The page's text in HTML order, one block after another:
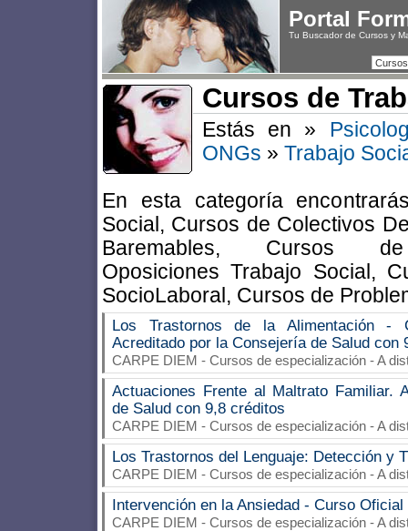
Portal
Tu Buscador de Cursos y
Cursos de
Estás en »
ONGs » Trabajo
En esta categoría
Social, Cursos de Colectivos
Baremables, Cursos de
Oposiciones Trabajo Social,
SocioLaboral, Cursos de
Los Trastornos de la Alimentación -
Acreditado por la Consejería de Salud con
CARPE DIEM - Cursos de especialización - A
Actuaciones Frente al Maltrato Familiar.
de Salud con 9,8 créditos
CARPE DIEM - Cursos de especialización - A
Los Trastornos del Lenguaje: Detección y
CARPE DIEM - Cursos de especialización - A
Intervención en la Ansiedad - Curso Oficial
CARPE DIEM - Cursos de especialización - A